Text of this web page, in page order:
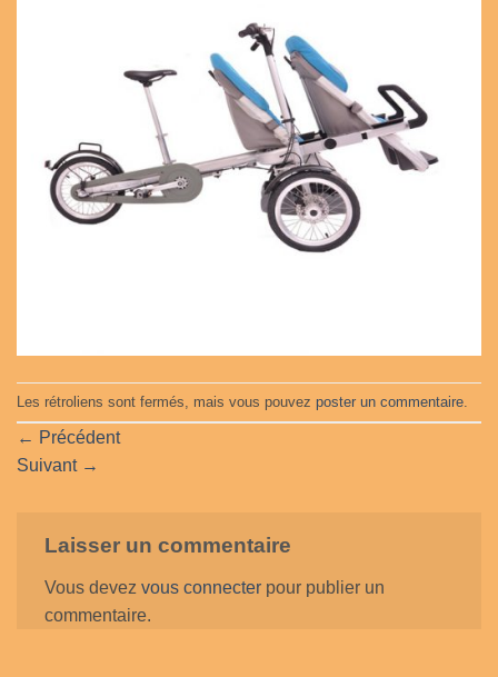
Les rétroliens sont fermés, mais vous pouvez poster un commentaire
← Précédent
Suivant →
Laisser un commentaire
Vous devez vous connecter pour publier un
commentaire.